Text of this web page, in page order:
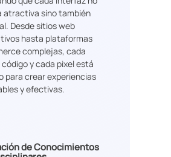
atractiva sino también
Desde sitios web
hasta plataformas
complejas, cada
código y cada pixel está
para crear experiencias
y efectivas.
de Conocimientos